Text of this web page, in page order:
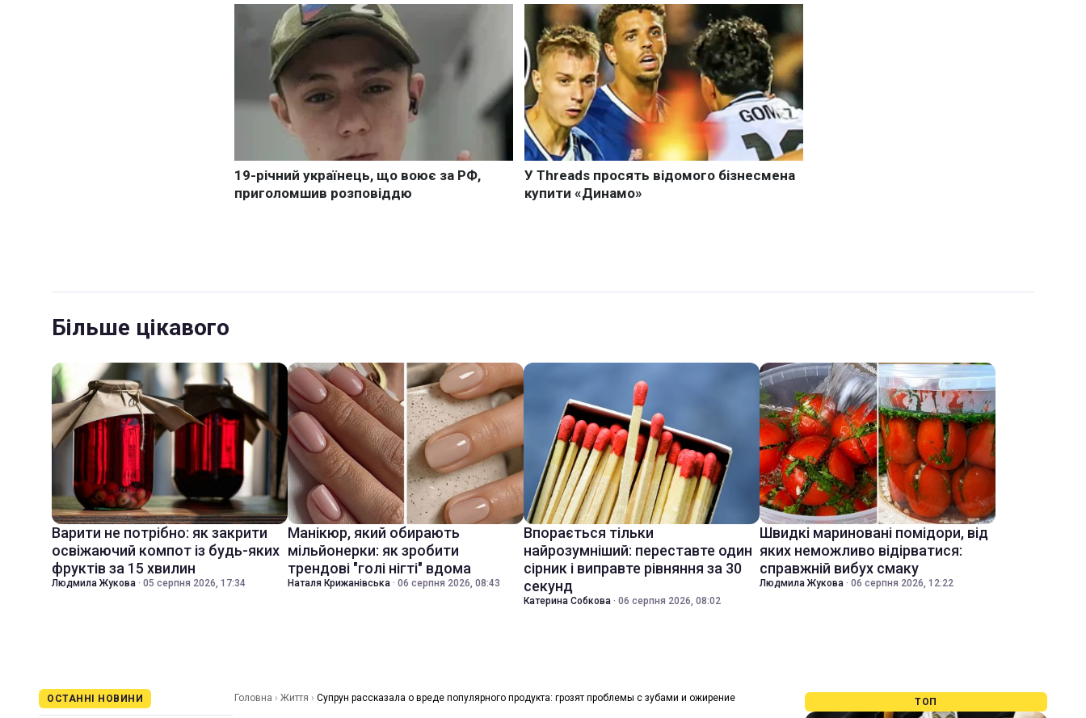
Більше цікавого
Варити не потрібно: як закрити
освіжаючий компот із будь-яких
фруктів за 15 хвилин
Людмила Жукова · 05 серпня 2026, 17:34
Манікюр, який обирають
мільйонерки: як зробити
трендові "голі нігті" вдома
Наталя Крижанівська · 06 серпня 2026, 08:43
Впорається тільки
найрозумніший: переставте один
сірник і виправте рівняння за 30
секунд
Катерина Собкова · 06 серпня 2026, 08:02
Швидкі мариновані помідори, від
яких неможливо відірватися:
справжній вибух смаку
Людмила Жукова · 06 серпня 2026, 12:22
ОСТАННІ НОВИНИ Головна › Життя › Супрун рассказала о вреде популярного продукта: грозят проблемы с зубами и ожирение ТОП